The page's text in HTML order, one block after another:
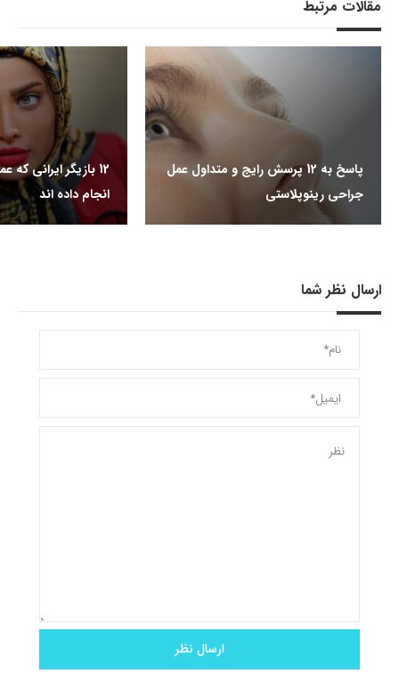
مقالات مرتبط
پاسخ به 12 پرسش رایج و متداول عمل
جراحی رینوپلاستی
12 بازیگر ایرانی
انجام داده اند
ارسال نظر شما